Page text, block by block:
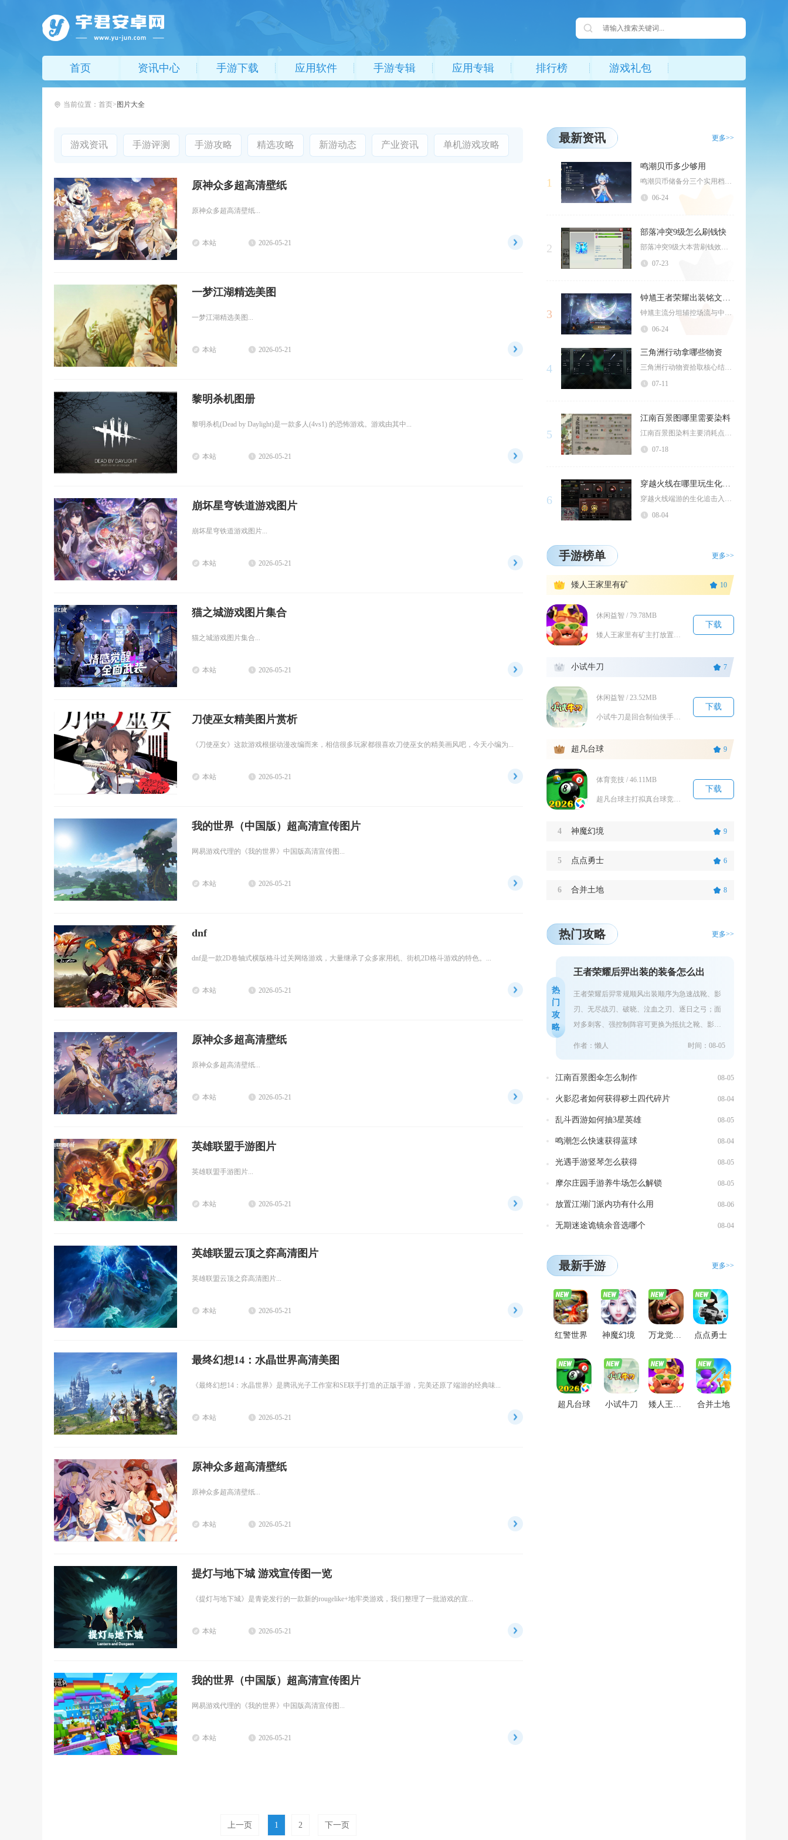
首页 资讯中心 手游下载 应用软件 手游专辑 应用专辑 排行榜 游戏礼包
当前位置： 首页 图片大全
游戏资讯 手游评测 手游攻略 精选攻略 新游动态 产业资讯 单机游戏攻略
原神众多超高清壁纸
原神众多超高清壁纸...
本站 2026-05-21
一梦江湖精选美图
一梦江湖精选美图...
本站 2026-05-21
黎明杀机图册
黎明杀机(Dead by Daylight)是一款多人(4vs1) 的恐怖游戏。游戏由其中...
本站 2026-05-21
崩坏星穹铁道游戏图片
崩坏星穹铁道游戏图片...
本站 2026-05-21
猫之城游戏图片集合
猫之城游戏图片集合...
本站 2026-05-21
刀使巫女精美图片赏析
《刀使巫女》这款游戏根据动漫改编而来，相信很多玩家都很喜欢刀使巫女的精美画风吧，今天小编为...
本站 2026-05-21
我的世界（中国版）超高清宣传图片
网易游戏代理的《我的世界》中国版高清宣传图...
本站 2026-05-21
dnf
dnf是一款2D卷轴式横版格斗过关网络游戏，大量继承了众多家用机、街机2D格斗游戏的特色。...
本站 2026-05-21
原神众多超高清壁纸
原神众多超高清壁纸...
本站 2026-05-21
英雄联盟手游图片
英雄联盟手游图片...
本站 2026-05-21
英雄联盟云顶之弈高清图片
英雄联盟云顶之弈高清图片...
本站 2026-05-21
最终幻想14：水晶世界高清美图
《最终幻想14：水晶世界》是腾讯光子工作室和SE联手打造的正版手游，完美还原了端游的经典味...
本站 2026-05-21
原神众多超高清壁纸
原神众多超高清壁纸...
本站 2026-05-21
提灯与地下城 游戏宣传图一览
《提灯与地下城》是青瓷发行的一款新的rougelike+地牢类游戏，我们整理了一批游戏的宣...
本站 2026-05-21
我的世界（中国版）超高清宣传图片
网易游戏代理的《我的世界》中国版高清宣传图...
本站 2026-05-21
上一页 1 2 下一页
最新资讯 更多>>
1
鸣潮贝币多少够用
鸣潮贝币储备分三个实用档位，开荒过渡期常备300万贝币即可平稳过渡成型期，成型固定配队玩家...
06-24
2
部落冲突9级怎么刷钱快
部落冲突9级大本营刷钱效率最高的方式是卡在1300‑1600金杯区间，采用胖哥布林流派搜寻...
07-23
3
钟馗王者荣耀出装铭文怎么搭配
钟馗主流分坦辅控场流与中单爆发流两套成型出装铭文，坦辅铭文10宿命、10调和、10虚空，出...
06-24
4
三角洲行动拿哪些物资
三角洲行动物资拾取核心结论为：作战刚需物资优先保障续航生存，收益类物资按照单格价值排序拾取...
07-11
5
江南百景图哪里需要染料
江南百景图染料主要消耗点位分为女娲画院献祭、宅邸家具升级、特色商铺建造、探险任务交付、桃花...
07-18
6
穿越火线在哪里玩生化追击
穿越火线端游的生化追击入口位于休闲模式分类下的生化大厅内，打开游戏主大厅后，找到顶部匹配对...
08-04
手游榜单 更多>>
1 矮人王家里有矿 10
休闲益智 / 79.78MB
下载
2 小试牛刀 7
休闲益智 / 23.52MB
下载
3 超凡台球 9
体育竞技 / 46.11MB
下载
4 神魔幻境 9
5 点点勇士 6
6 合并土地 8
热门攻略 更多>>
热
门
攻
略
王者荣耀后羿出装的装备怎么出
王者荣耀后羿常规顺风出装顺序为急速战靴、影
刃、无尽战刃、破晓、泣血之刃、逐日之弓；面
对多刺客、强控制阵容可更换为抵抗之靴、影
作者：懒人 时间：08-05
江南百景图伞怎么制作 08-05
火影忍者如何获得秽土四代碎片 08-04
乱斗西游如何抽3星英雄 08-05
鸣潮怎么快速获得蓝球 08-04
光遇手游竖琴怎么获得 08-05
摩尔庄园手游养牛场怎么解锁 08-05
放置江湖门派内功有什么用 08-06
无期迷途诡镜余音选哪个 08-04
最新手游 更多>>
红警世界 神魔幻境 万龙觉醒魔兽战场 点点勇士
超凡台球 小试牛刀 矮人王家里有矿 合并土地